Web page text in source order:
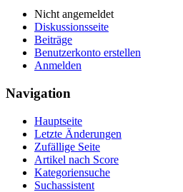
Nicht angemeldet
Diskussionsseite
Beiträge
Benutzerkonto erstellen
Anmelden
Navigation
Hauptseite
Letzte Änderungen
Zufällige Seite
Artikel nach Score
Kategoriensuche
Suchassistent